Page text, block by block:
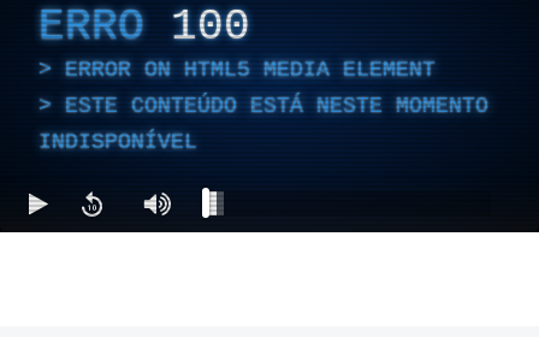
ERRO 100
ERROR ON HTML5 MEDIA ELEMENT
ESTE CONTEÚDO ESTÁ NESTE MOMENTO
INDISPONÍVEL